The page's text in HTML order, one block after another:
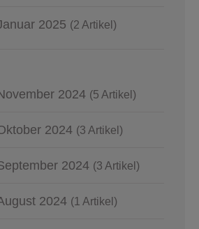
2025 (2 Artikel)
2024 (5 Artikel)
2024 (3 Artikel)
2024 (3 Artikel)
2024 (1 Artikel)